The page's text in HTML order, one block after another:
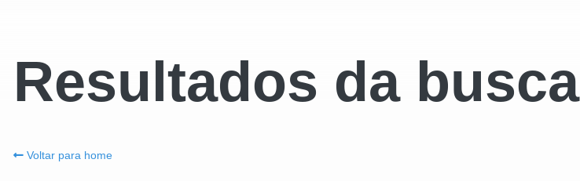
Resultados da busca
Voltar para home